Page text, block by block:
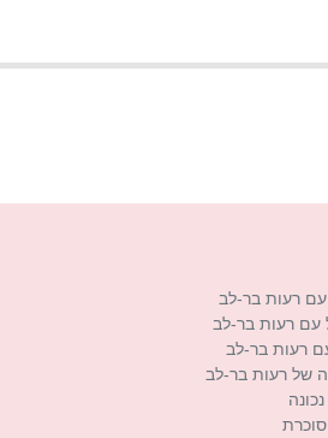
עם רעות בר-לב
עם רעות בר-לב
רעות בר-לב
של רעות בר-לב